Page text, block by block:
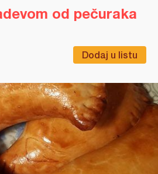
Dodaj u listu
od pečuraka